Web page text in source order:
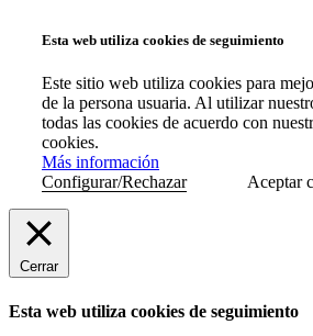
Esta web utiliza cookies de seguimiento
Este sitio web utiliza cookies para
de la persona usuaria. Al utilizar
todas las cookies de acuerdo con
cookies.
Más información
Configurar/Rechazar
Aceptar
Cerrar
Esta web utiliza cookies de seguimiento